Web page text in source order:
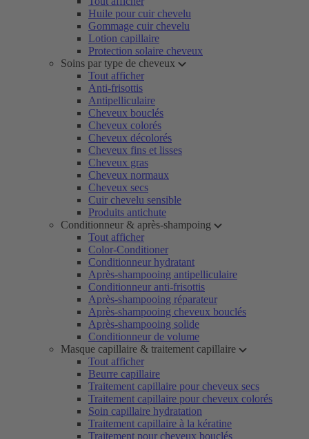
Huile pour cuir chevelu
Gommage cuir chevelu
Lotion capillaire
Protection solaire cheveux
Soins par type de cheveux
Tout afficher
Anti-frisottis
Antipelliculaire
Cheveux bouclés
Cheveux colorés
Cheveux décolorés
Cheveux fins et lisses
Cheveux gras
Cheveux normaux
Cheveux secs
Cuir chevelu sensible
Produits antichute
Conditionneur & après-shampoing
Tout afficher
Color-Conditioner
Conditionneur hydratant
Après-shampooing antipelliculaire
Conditionneur anti-frisottis
Après-shampooing réparateur
Après-shampooing cheveux bouclés
Après-shampooing solide
Conditionneur de volume
Masque capillaire & traitement capillaire
Tout afficher
Beurre capillaire
Traitement capillaire pour cheveux secs
Traitement capillaire pour cheveux colorés
Soin capillaire hydratation
Traitement capillaire à la kératine
Traitement pour cheveux bouclés